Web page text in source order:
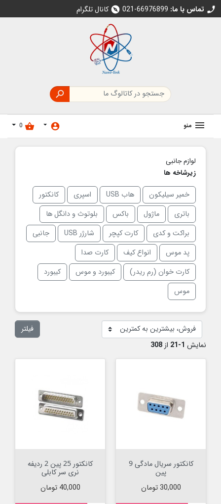
call تماس با ما: 021-66976899
explore کانال تلگرام

منو account_circle
shopping_basket
0
لوازم جانبی
زیرشاخه ها
خمیر سیلیکون هاب USB اسپری
کانکتور
باتری
ماژول باکس
بلوتوث و دانگل ها
براکت و کدی
کارت کپچر شارژر USB
جانبی
پد موس
انواع کیف
کارت صدا
کارت خوان (رم ریدر)
کیبورد و موس
کیبورد
موس
فیلتر
نمایش 1-21 از 308
کانکتور سریال مادگی 9
پین
قیمت
30,000 تومان
کانکتور 25 پین 2 ردیفه
نری سر کابلی
قیمت
40,000 تومان